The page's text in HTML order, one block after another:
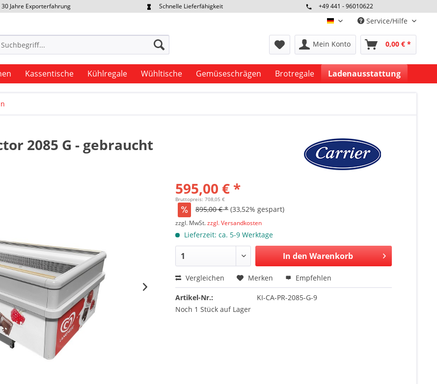
30 Jahre Exporterfahrung
Schnelle Lieferfähigkeit
+49 441 - 96010622
deutsch Service/Hilfe
Mein Konto 0,00 € *
Kassentische Kühlregale Wühltische Gemüseschrägen Brotregale Ladenausstattung
2085 G - gebraucht
595,00 € *
Bruttopreis: 708,05 €
895,00 € * (33,52% gespart)
zzgl. MwSt.zzgl. Versandkosten
Lieferzeit: ca. 5-9 Werktage
In den Warenkorb
Vergleichen Merken Empfehlen
Artikel-Nr.:
KI-CA-PR-2085-G-9
Noch 1 Stück auf Lager